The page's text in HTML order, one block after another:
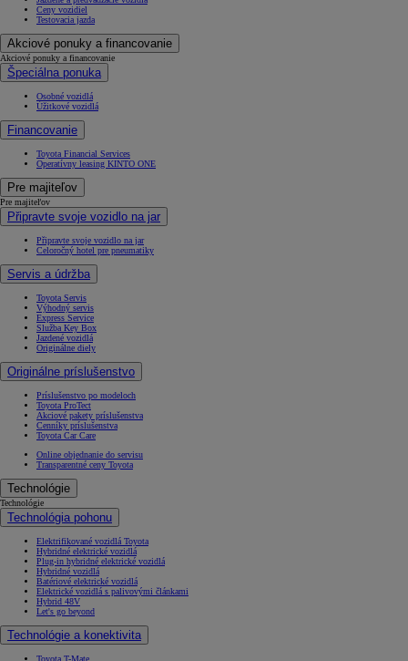
Ceny vozidiel
Testovacia jazda
Akciové ponuky a financovanie
Akciové ponuky a financovanie
Špeciálna ponuka
Osobné vozidlá
Úžitkové vozidlá
Financovanie
Toyota Financial Services
Operatívny leasing KINTO ONE
Pre majiteľov
Pre majiteľov
Připravte svoje vozidlo na jar
Připravte svoje vozidlo na jar
Celoročný hotel pre pneumatiky
Servis a údržba
Toyota Servis
Výhodný servis
Express Service
Služba Key Box
Jazdené vozidlá
Originálne diely
Originálne príslušenstvo
Príslušenstvo po modeloch
Toyota ProTect
Akciové pakety príslušenstva
Cenníky príslušenstva
Toyota Car Care
Online objednanie do servisu
Transparentné ceny Toyota
Technológie
Technológie
Technológia pohonu
Elektrifikované vozidlá Toyota
Hybridné elektrické vozidlá
Plug-in hybridné elektrické vozidlá
Hybridné vozidlá
Batériové elektrické vozidlá
Elektrické vozidlá s palivovými článkami
Hybrid 48V
Let's go beyond
Technológie a konektivita
Toyota T-Mate